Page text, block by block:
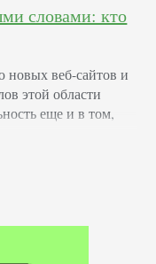
словами: кто
новых веб-сайтов и
этой области
еще и в том,
на стадии
начать все с
Он…